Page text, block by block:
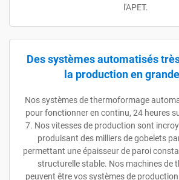
l'APET.
Des systèmes automatisés
la production en
Nos systèmes de thermoformage
pour fonctionner en continu, 24 heures
7. Nos vitesses de production sont
produisant des milliers de gobelets
permettant une épaisseur de paroi
structurelle stable. Nos machines de
peuvent être vos systèmes de